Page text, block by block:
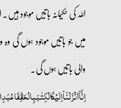
اللہ کی حکیمانہ باتیں
میں جو باتیں موجود ہوں گی
والی باتیں ہوں گی۔